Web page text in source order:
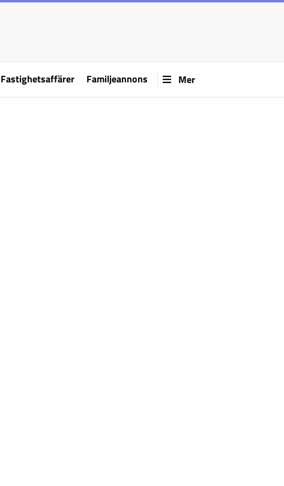
Fastighetsaffärer Familjeannons Mer